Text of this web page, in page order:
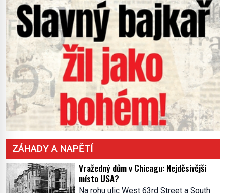
ZÁHADY A NAPĚTÍ
Vražedný dům v Chicagu: Nejděsivější
místo USA?
Na rohu ulic West 63rd Street a South